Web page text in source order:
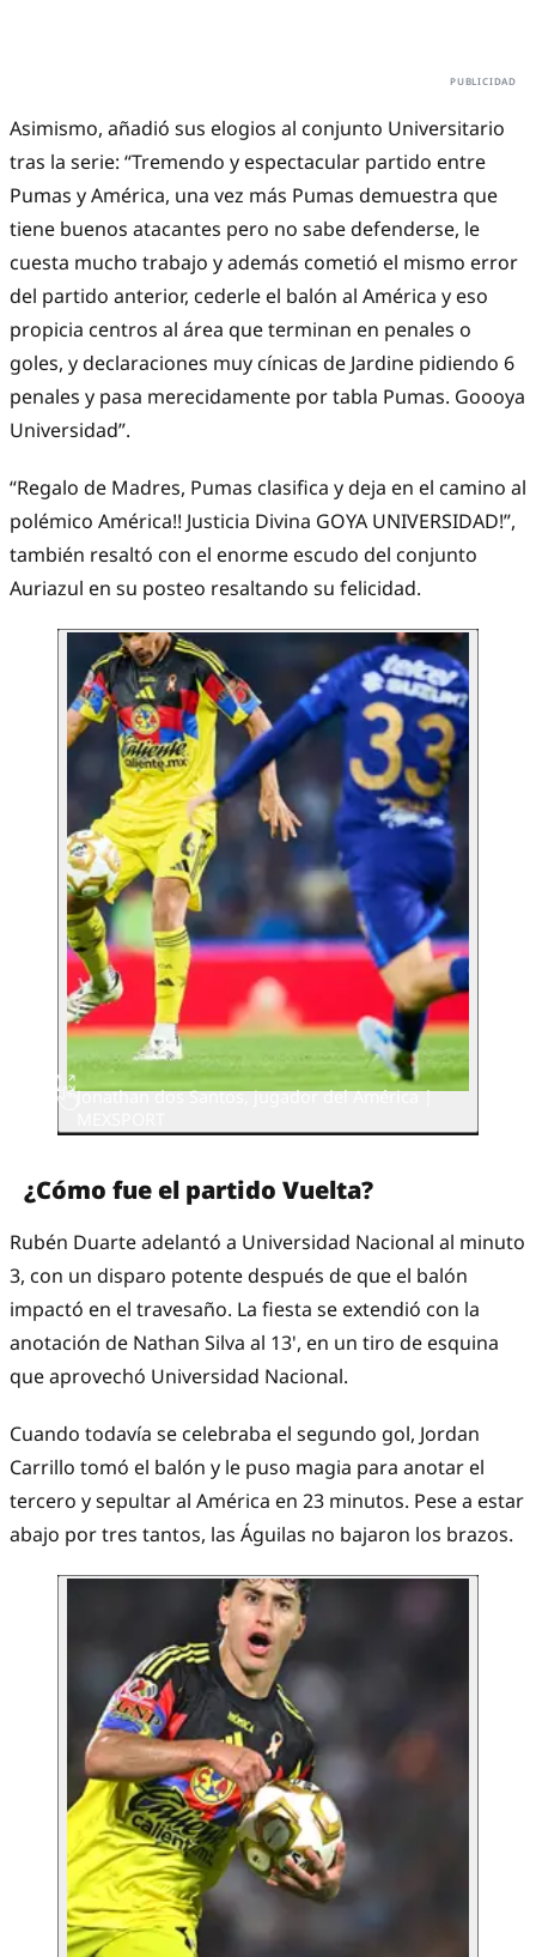
Asimismo, añadió sus elogios al conjunto Universitario
tras la serie: “Tremendo y espectacular partido entre
Pumas y América, una vez más Pumas demuestra que
tiene buenos atacantes pero no sabe defenderse, le
cuesta mucho trabajo y además cometió el mismo error
del partido anterior, cederle el balón al América y eso
propicia centros al área que terminan en penales o
goles, y declaraciones muy cínicas de Jardine pidiendo 6
penales y pasa merecidamente por tabla Pumas. Goooya
Universidad”.
“Regalo de Madres, Pumas clasifica y deja en el camino al
polémico América!! Justicia Divina GOYA UNIVERSIDAD!”,
también resaltó con el enorme escudo del conjunto
Auriazul en su posteo resaltando su felicidad.
Jonathan dos Santos, jugador del América |
¿Cómo fue el partido Vuelta?
Rubén Duarte adelantó a Universidad Nacional al minuto
3, con un disparo potente después de que el balón
impactó en el travesaño. La fiesta se extendió con la
anotación de Nathan Silva al 13', en un tiro de esquina
que aprovechó Universidad Nacional.
Cuando todavía se celebraba el segundo gol, Jordan
Carrillo tomó el balón y le puso magia para anotar el
tercero y sepultar al América en 23 minutos. Pese a estar
abajo por tres tantos, las Águilas no bajaron los brazos.